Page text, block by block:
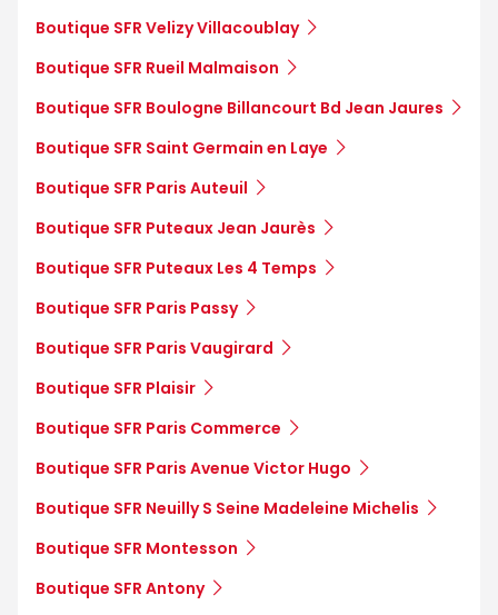
Boutique SFR Velizy Villacoublay
Boutique SFR Rueil Malmaison
Boutique SFR Boulogne Billancourt Bd Jean Jaures
Boutique SFR Saint Germain en Laye
Boutique SFR Paris Auteuil
Boutique SFR Puteaux Jean Jaurès
Boutique SFR Puteaux Les 4 Temps
Boutique SFR Paris Passy
Boutique SFR Paris Vaugirard
Boutique SFR Plaisir
Boutique SFR Paris Commerce
Boutique SFR Paris Avenue Victor Hugo
Boutique SFR Neuilly S Seine Madeleine Michelis
Boutique SFR Montesson
Boutique SFR Antony